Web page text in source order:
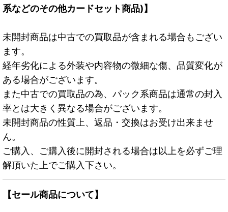
系などのその他カードセット商品)】
未開封商品は中古での買取品が含まれる場合もござい
ます。
経年劣化による外装や内容物の微細な傷、品質変化が
ある場合がございます。
また中古での買取品の為、パック系商品は通常の封入
率とは大きく異なる場合がございます。
未開封商品の性質上、返品・交換はお受け出来ませ
ん。
ご購入、ご購入後に開封される場合は以上を必ずご理
解頂いた上でご購入下さい。
【セール商品について】